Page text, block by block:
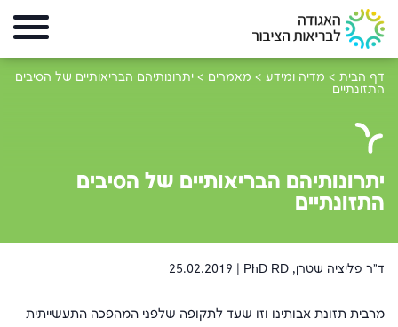
דף הבית > מדיה ומידע > מאמרים > יתרונותיהם הבריאותיים של הסיבים
התזונתיים
יתרונותיהם הבריאותיים של הסיבים
התזונתיים
ד"ר פליציה שטרן, PhD RD | 25.02.2019
מרבית תזונת אבותינו וזו שעד לתקופה שלפני המהפכה התעשייתית